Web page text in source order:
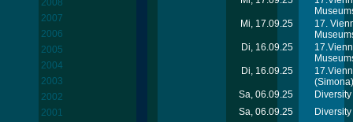
2008
2007
2006
2005
2004
2003
2002
2001
Mi, 17.09.25
17.
Di, 16.09.25
Di, 16.09.25
(Simona)
Sa, 06.09.25
Sa, 06.09.25